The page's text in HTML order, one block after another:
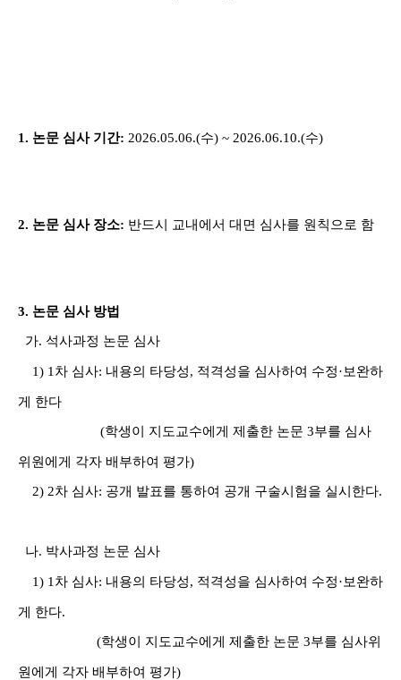
1. 논문 심사 기간: 2026.05.06.(수) ~ 2026.06.10.(수)
2. 논문 심사 장소: 반드시 교내에서 대면 심사를 원칙으로 함
3. 논문 심사 방법
가. 석사과정 논문 심사
1) 1 차 심사: 내용의 타당성, 적격성을 심사하여 수정·보완하
게 한다
(학생이 지도교수에게 제출한 논문 3부를 심사
위원에게 각자 배부하여 평가)
2) 2차 심사: 공개 발표를 통하여 공개 구술시험을 실시한다.
나. 박사과정 논문 심사
1) 1 차 심사: 내용의 타당성, 적격성을 심사하여 수정·보완하
게 한다.
(학생이 지도교수에게 제출한 논문 3부를 심사위
원에게 각자 배부하여 평가)